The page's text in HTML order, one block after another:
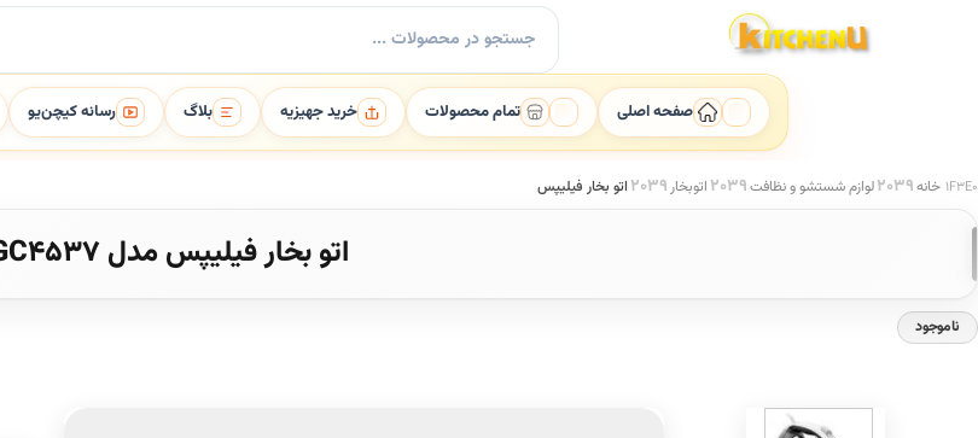
برای:
صفحه اصلی تمام محصولات خرید جهیزیه بلاگ رسانه کیچن‌یو
خانه لوازم شستشو و نظافت اتوبخار اتو بخار فیلیپس
اتو بخار فیلیپس مدل GC4537
ناموجود